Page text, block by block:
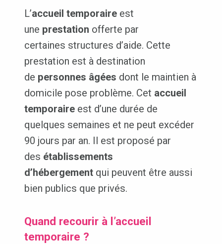
L’accueil temporaireest
une prestation offerte par
certaines structures d’aide. Cette
prestation est à destination
de personnes âgées dont le maintien à
domicile pose problème. Cet accueil
temporaire est d’une durée de
quelques semaines et ne peut excéder
90 jours par an. Il est proposé par
des établissements
d’hébergementqui peuvent être aussi
bien publics que privés.
Quand recourir à l’accueil
temporaire ?